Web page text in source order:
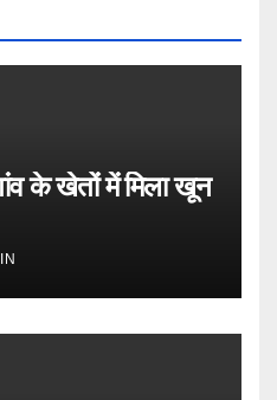
के खेतों में मिला खून